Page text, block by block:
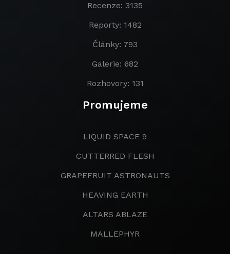
Recenze: 3135
Reporty: 1482
Články: 793
Galerie: 682
Rozhovory: 131
Promujeme
LIQUID SPACE 9
CUTTERRED FLESH
GRAPEFRUIT ASTRONAUTS
HEAVING EARTH
ALTARS ABLAZE
MALLEPHYR